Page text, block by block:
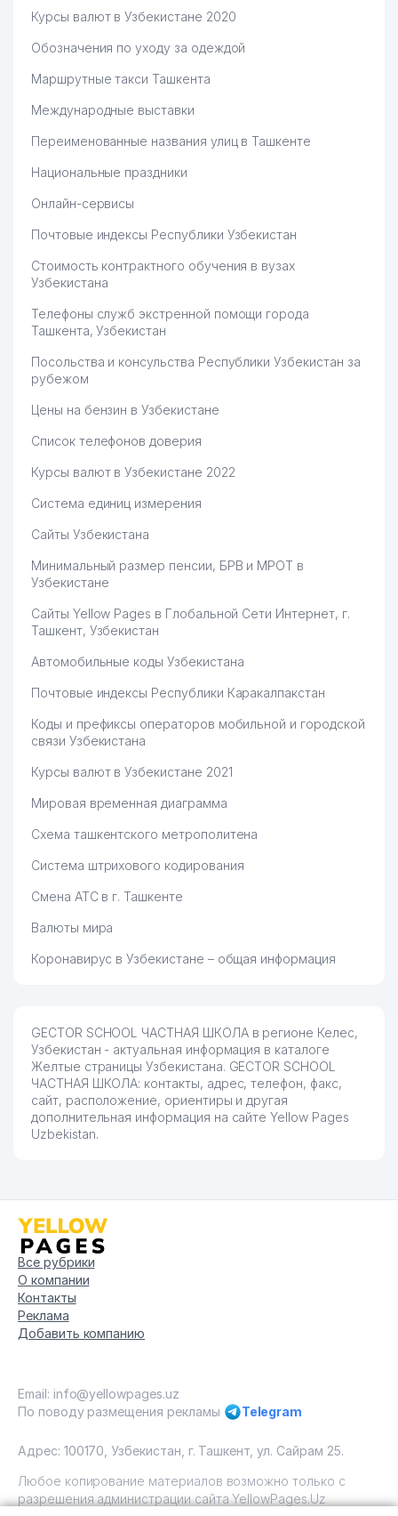
Курсы валют в Узбекистане 2020
Обозначения по уходу за одеждой
Маршрутные такси Ташкента
Международные выставки
Переименованные названия улиц в Ташкенте
Национальные праздники
Онлайн-сервисы
Почтовые индексы Республики Узбекистан
Стоимость контрактного обучения в вузах
Узбекистана
Телефоны служб экстренной помощи города
Ташкента, Узбекистан
Посольства и консульства Республики Узбекистан за
рубежом
Цены на бензин в Узбекистане
Список телефонов доверия
Курсы валют в Узбекистане 2022
Система единиц измерения
Сайты Узбекистана
Минимальный размер пенсии, БРВ и МРОТ в
Узбекистане
Сайты Yellow Pages в Глобальной Сети Интернет, г.
Ташкент, Узбекистан
Автомобильные коды Узбекистана
Почтовые индексы Республики Каракалпакстан
Коды и префиксы операторов мобильной и городской
связи Узбекистана
Курсы валют в Узбекистане 2021
Мировая временная диаграмма
Схема ташкентского метрополитена
Система штрихового кодирования
Смена АТС в г. Ташкенте
Валюты мира
Коронавирус в Узбекистане – общая информация
GECTOR SCHOOL ЧАСТНАЯ ШКОЛА в регионе Келес,
Узбекистан - актуальная информация в каталоге
Желтые страницы Узбекистана. GECTOR SCHOOL
ЧАСТНАЯ ШКОЛА: контакты, адрес, телефон, факс,
сайт, расположение, ориентиры и другая
дополнительная информация на сайте Yellow Pages
Uzbekistan.
Все рубрики
О компании
Контакты
Реклама
Добавить компанию
Email: info@yellowpages.uz
По поводу размещения рекламы
Telegram
Адрес: 100170, Узбекистан, г. Ташкент, ул. Сайрам 25.
Любое копирование материалов возможно только с
разрешения администрации сайта YellowPages.Uz